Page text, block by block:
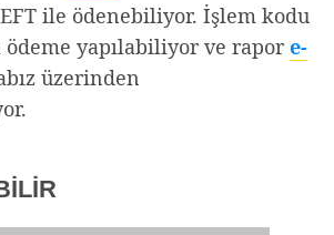
ile ödenebiliyor. İşlem kodu
ödeme yapılabiliyor ve rapor e-
üzerinden